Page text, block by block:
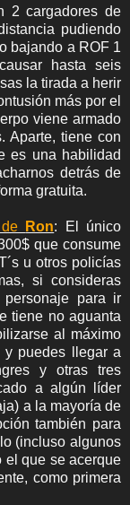
2 cargadores de
pudiendo
bajando a ROF 1
hasta seis
la tirada a herir
más por el
viene armado
Aparte, tiene con
es una habilidad
detrás de
gratuita.
Ron: El único
que consume
u otros policías
si consideras
para ir
tiene no aguanta
al máximo
y puedes llegar a
y otras tres
a algún líder
a la mayoría de
también para
(incluso algunos
el que se acerque
como primera